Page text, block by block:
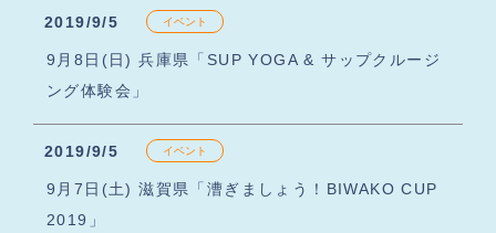
2019/9/5 イベント
9月8日(日) 兵庫県「SUP YOGA & サップクルージ
ング体験会」
2019/9/5 イベント
9月7日(土) 滋賀県「漕ぎましょう！BIWAKO CUP
2019」